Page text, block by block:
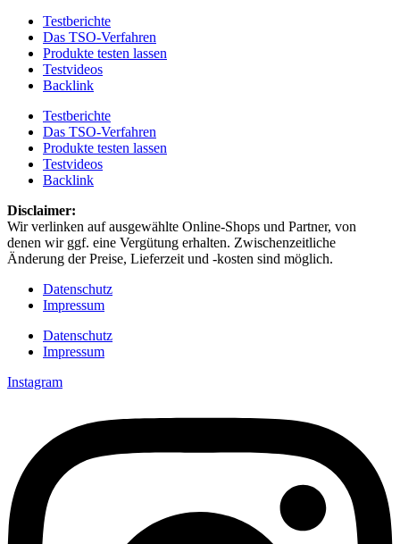
Testberichte
Das TSO-Verfahren
Produkte testen lassen
Testvideos
Backlink
Testberichte
Das TSO-Verfahren
Produkte testen lassen
Testvideos
Backlink
Disclaimer: ​
Wir verlinken auf ausgewählte Online-Shops und Partner, von
denen wir ggf. eine Vergütung erhalten. Zwischenzeitliche
Änderung der Preise, Lieferzeit und -kosten sind möglich.
Datenschutz
Impressum
Datenschutz
Impressum
Instagram